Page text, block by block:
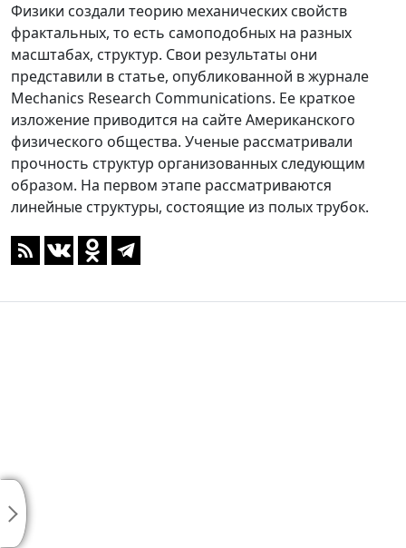
Физики создали теорию механических свойств
фрактальных, то есть самоподобных на разных
масштабах, структур. Свои результаты они
представили в статье, опубликованной в журнале
Mechanics Research Communications. Ее краткое
изложение приводится на сайте Американского
физического общества. Ученые рассматривали
прочность структур организованных следующим
образом. На первом этапе рассматриваются
линейные структуры, состоящие из полых трубок.